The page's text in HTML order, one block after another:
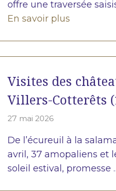
offre une traversée
En savoir plus
Visites des
Villers-Cotterêts
27 mai 2026
De l’écureuil à la
avril, 37 amopaliens et
soleil estival, promesse